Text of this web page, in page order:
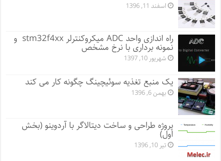
اسفند 11, 1396
راه اندازی واحد ADC میکروکنترلر stm32f4xx و
نمونه برداری با نرخ مشخص
شهریور 10, 1397
یک منبع تغذیه سوئیچینگ چگونه کار می کند
بهمن 6, 1396
پروژه طراحی و ساخت دیتالاگر با آردوینو (بخش
اول)
تیر 10, 1396